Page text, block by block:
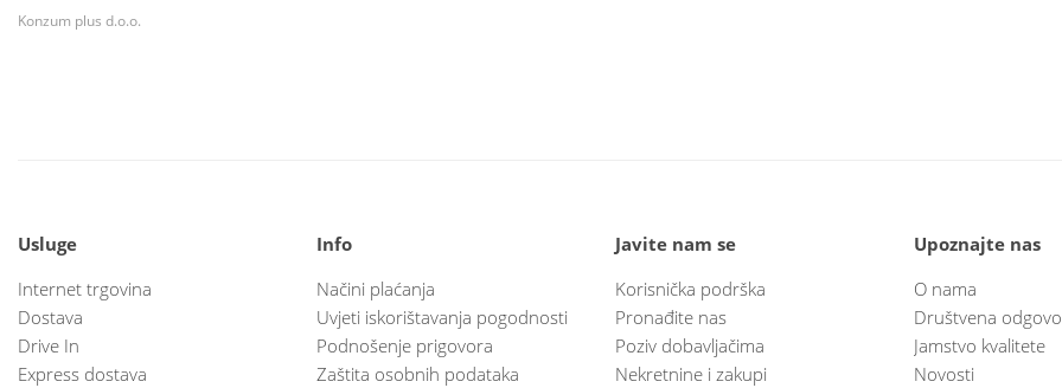
Konzum plus d.o.o.
Usluge
Internet trgovina
Dostava
Drive In
Express dostava
Info
Načini plaćanja
Uvjeti iskorištavanja pogodnosti
Podnošenje prigovora
Zaštita osobnih podataka
Javite nam se
Korisnička podrška
Pronađite nas
Poziv dobavljačima
Nekretnine i zakupi
Upoznajte nas
O nama
Društvena
Jamstvo kvalitete
Novosti